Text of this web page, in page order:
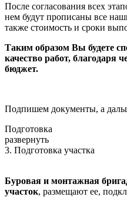
После согласования всех
нем будут прописаны все
также стоимость и сроки
Таким образом Вы будете
качество работ, благодаря
бюджет.
Подпишем документы, а
Подготовка
развернуть
3. Подготовка участка
Буровая и монтажная
участок, размещают ее,